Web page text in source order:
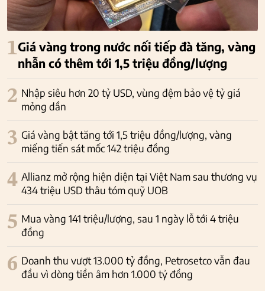
1Giá vàng trong nước nối tiếp đà tăng, vàng
nhẫn có thêm tới 1,5 triệu đồng/lượng
2 Nhập siêu hơn 20 tỷ USD, vùng đệm bảo vệ tỷ giá
mỏng dần
3 Giá vàng bật tăng tới 1,5 triệu đồng/lượng, vàng
miếng tiến sát mốc 142 triệu đồng
4 Allianz mở rộng hiện diện tại Việt Nam sau thương vụ
434 triệu USD thâu tóm quỹ UOB
5 Mua vàng 141 triệu/lượng, sau 1 ngày lỗ tới 4 triệu
đồng
6 Doanh thu vượt 13.000 tỷ đồng, Petrosetco vẫn đau
đầu vì dòng tiền âm hơn 1.000 tỷ đồng